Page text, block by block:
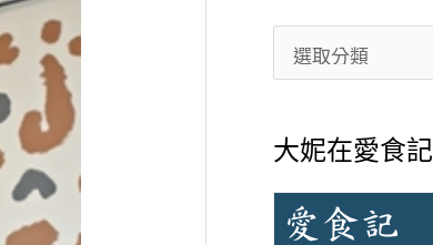
大妮在愛食記